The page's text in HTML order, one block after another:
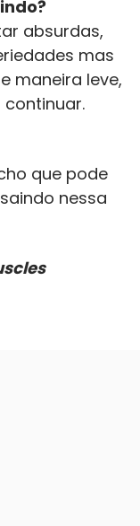
absurdas,
mas
maneira leve,
que pode
nessa